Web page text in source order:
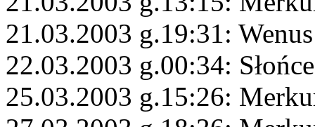
21.03.2003 g.19:31:
22.03.2003 g.00:34:
25.03.2003 g.15:26: